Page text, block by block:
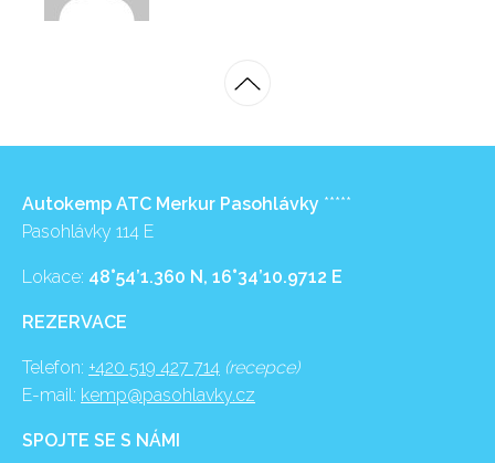
Autokemp ATC Merkur Pasohlávky *****
Pasohlávky 114 E
Lokace: 48°54’1.360 N, 16°34’10.9712 E
REZERVACE
Telefon: +420 519 427 714 (recepce)
E-mail: kemp@pasohlavky.cz
SPOJTE SE S NÁMI